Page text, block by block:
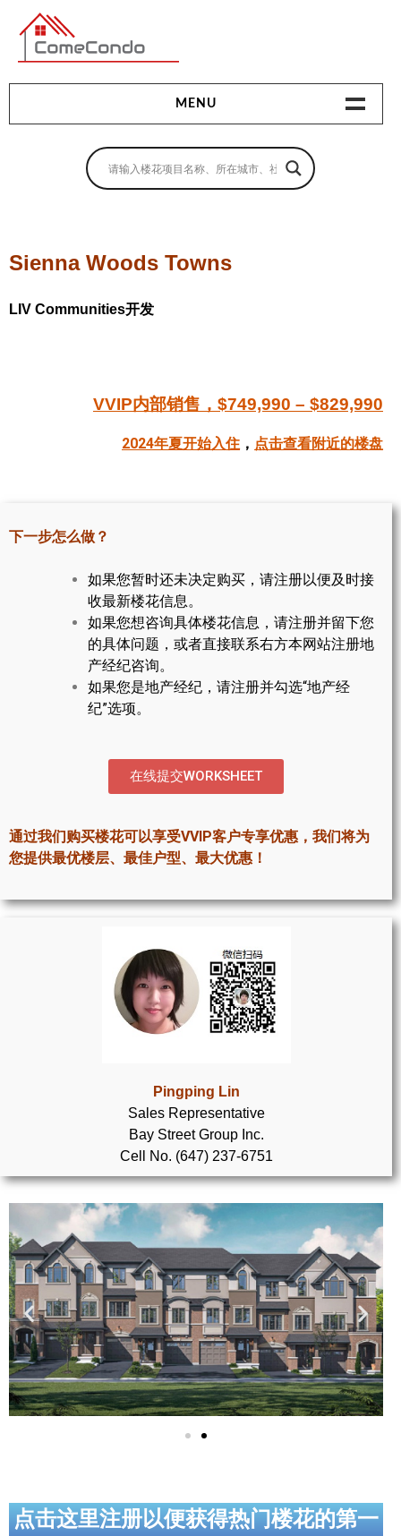
多伦多最新最全的楼花搜索引擎
MENU
地产相关
卖房指南
贷款指南
楼花地图
楼花转让专区
多伦多市中心楼花项目
怡陶碧谷社区介绍
密西沙加社区介绍
奥克维尔楼花项目
列治文山楼花项目
新居民
留学生指南
实用链接
加拿大房地产网站
大多伦多教育网站
大多伦多医疗机构
加拿大银行贷款机构
地产杂谈
Sienna Woods Towns
LIV Communities开发
VVIP内部销售，$749,990 – $829,990
2024年夏开始入住 ， 点击查看附近的楼盘
下一步怎么做？
如果您暂时还未决定购买，请注册以便及时接
收最新楼花信息。
如果您想咨询具体楼花信息，请注册并留下您
的具体问题，或者直接联系右方本网站注册地
产经纪咨询。
如果您是地产经纪，请注册并勾选“地产经
纪”选项。
在线提交WORKSHEET
通过我们购买楼花可以享受VVIP客户专享优惠，我们将为
您提供最优楼层、最佳户型、最大优惠！
Pingping Lin
Sales Representative
Bay Street Group Inc.
Cell No. (647) 237-6751
点击这里注册以便获得热门楼花的第一